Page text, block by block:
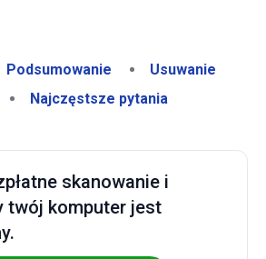
Podsumowanie
Usuwanie
Najczęstsze pytania
skanowanie i
twój komputer jest